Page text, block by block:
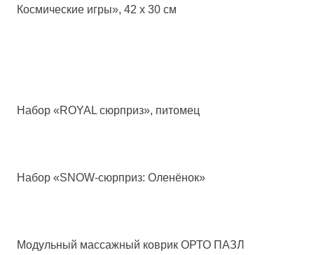
Космические игры», 42 х 30 см
Набор «ROYAL сюрприз», питомец
Набор «SNOW-сюрприз: Оленёнок»
Модульный массажный коврик ОРТО ПАЗЛ